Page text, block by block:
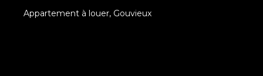
Appartement à louer, Gouvieux